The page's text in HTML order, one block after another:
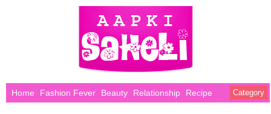
Home Fashion Fever Beauty Relationship Recipe Category